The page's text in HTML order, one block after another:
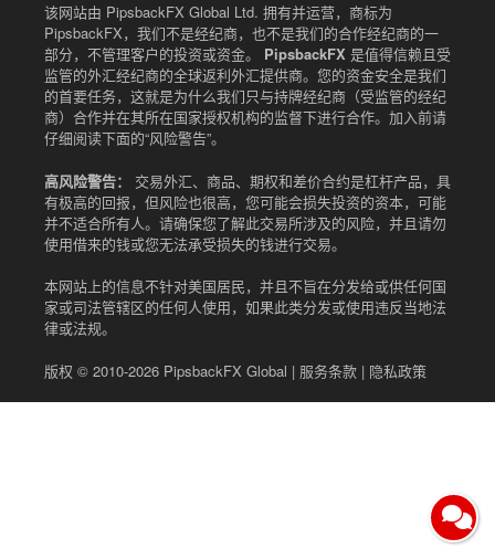
该网站由 PipsbackFX Global Ltd. 拥有并运营，商标为
PipsbackFX，我们不是经纪商，也不是我们的合作经纪商的一
部分，不管理客户的投资或资金。 PipsbackFX 是值得信赖且受
监管的外汇经纪商的全球返利外汇提供商。您的资金安全是我们
的首要任务，这就是为什么我们只与持牌经纪商（受监管的经纪
商）合作并在其所在国家授权机构的监督下进行合作。加入前请
仔细阅读下面的“风险警告”。
高风险警告：
交易外汇、商品、期权和差价合约是杠杆产品，具
有极高的回报，但风险也很高，您可能会损失投资的资本，可能
并不适合所有人。请确保您了解此交易所涉及的风险，并且请勿
使用借来的钱或您无法承受损失的钱进行交易。
本网站上的信息不针对美国居民，并且不旨在分发给或供任何国
家或司法管辖区的任何人使用，如果此类分发或使用违反当地法
律或法规。
版权 © 2010-2026 PipsbackFX Global | 服务条款 | 隐私政策